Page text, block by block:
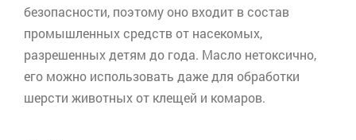
безопасности, поэтому оно входит в состав
промышленных средств от насекомых,
разрешенных детям до года. Масло нетоксично,
его можно использовать даже для обработки
шерсти животных от клещей и комаров.